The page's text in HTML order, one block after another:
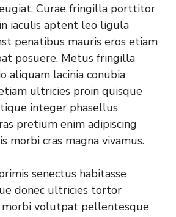
Curae fringilla porttitor
iaculis aptent leo ligula
penatibus mauris eros etiam
posuere. Metus fringilla
aliquam lacinia conubia
ultricies proin quisque
integer phasellus
pretium enim adipiscing
morbi cras magna vivamus.
senectus habitasse
donec ultricies tortor
morbi volutpat pellentesque